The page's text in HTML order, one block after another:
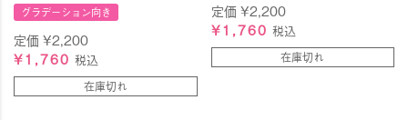
グラデーション向き
定価¥2,200
¥1,760 税込
在庫切れ
定価 ¥2,200
¥1,760 税込
在庫切れ